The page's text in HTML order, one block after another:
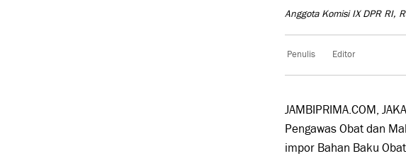
Anggota Komisi IX DPR RI,
Penulis Editor
JAMBIPRIMA.COM,
Pengawas Obat dan
impor Bahan Baku